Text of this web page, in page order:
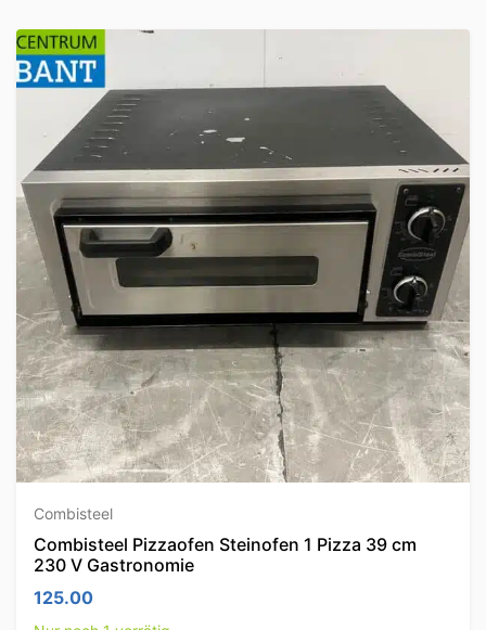
Combisteel
Combisteel Pizzaofen Steinofen 1 Pizza 39 cm
230 V Gastronomie
125.00